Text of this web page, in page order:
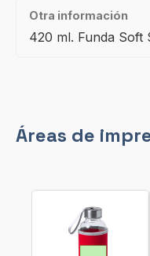
Otra información
420 ml. Funda Soft
Áreas de